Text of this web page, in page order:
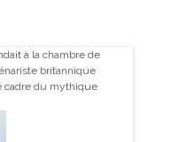
à la chambre de
britannique
cadre du mythique